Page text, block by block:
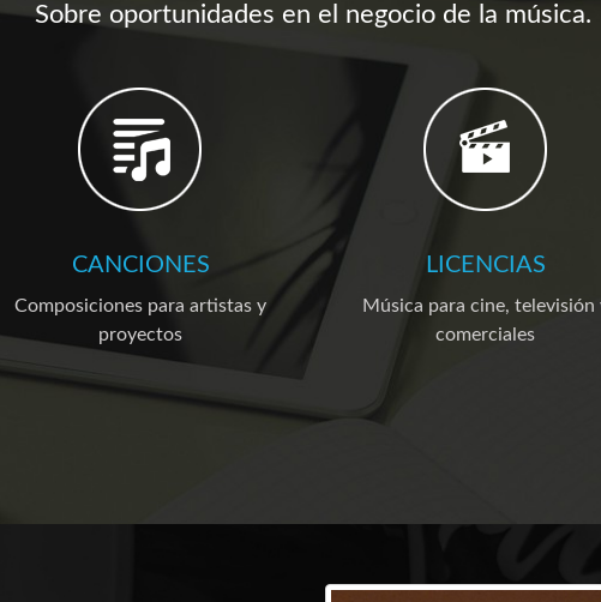
Sobre oportunidades en el negocio de la música.
CANCIONES
Composiciones para artistas y
proyectos
LICENCIAS
Música para cine, televisión
comerciales